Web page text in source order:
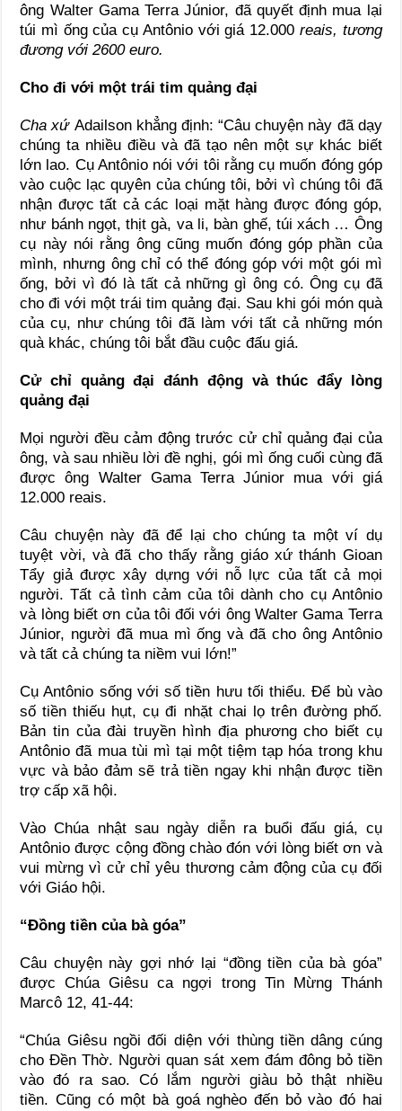
ông Walter Gama Terra Júnior, đã quyết định mua lại
túi mì ống của cụ Antônio với giá 12.000 reais, tương
đương với 2600 euro.
Cho đi với một trái tim quảng đại
Cha xứ Adailson khẳng định: “Câu chuyện này đã dạy
chúng ta nhiều điều và đã tạo nên một sự khác biết
lớn lao. Cụ Antônio nói với tôi rằng cụ muốn đóng góp
vào cuộc lạc quyên của chúng tôi, bởi vì chúng tôi đã
nhận được tất cả các loại mặt hàng được đóng góp,
như bánh ngọt, thịt gà, va li, bàn ghế, túi xách … Ông
cụ này nói rằng ông cũng muốn đóng góp phần của
mình, nhưng ông chỉ có thể đóng góp với một gói mì
ống, bởi vì đó là tất cả những gì ông có. Ông cụ đã
cho đi với một trái tim quảng đại. Sau khi gói món quà
của cụ, như chúng tôi đã làm với tất cả những món
quà khác, chúng tôi bắt đầu cuộc đấu giá.
Cử chỉ quảng đại đánh động và thúc đẩy lòng
quảng đại
Mọi người đều cảm động trước cử chỉ quảng đại của
ông, và sau nhiều lời đề nghị, gói mì ống cuối cùng đã
được ông Walter Gama Terra Júnior mua với giá
12.000 reais.
Câu chuyện này đã để lại cho chúng ta một ví dụ
tuyệt vời, và đã cho thấy rằng giáo xứ thánh Gioan
Tẩy giả được xây dựng với nỗ lực của tất cả mọi
người. Tất cả tình cảm của tôi dành cho cụ Antônio
và lòng biết ơn của tôi đối với ông Walter Gama Terra
Júnior, người đã mua mì ống và đã cho ông Antônio
và tất cả chúng ta niềm vui lớn!”
Cụ Antônio sống với số tiền hưu tối thiểu. Để bù vào
số tiền thiếu hụt, cụ đi nhặt chai lọ trên đường phố.
Bản tin của đài truyền hình địa phương cho biết cụ
Antônio đã mua tùi mì tại một tiệm tạp hóa trong khu
vực và bảo đảm sẽ trả tiền ngay khi nhận được tiền
trợ cấp xã hội.
Vào Chúa nhật sau ngày diễn ra buổi đấu giá, cụ
Antônio được cộng đồng chào đón với lòng biết ơn và
vui mừng vì cử chỉ yêu thương cảm động của cụ đối
với Giáo hội.
“Đồng tiền của bà góa”
Câu chuyện này gợi nhớ lại “đồng tiền của bà góa”
được Chúa Giêsu ca ngợi trong Tin Mừng Thánh
Marcô 12, 41-44:
“Chúa Giêsu ngồi đối diện với thùng tiền dâng cúng
cho Đền Thờ. Người quan sát xem đám đông bỏ tiền
vào đó ra sao. Có lắm người giàu bỏ thật nhiều
tiền. Cũng có một bà goá nghèo đến bỏ vào đó hai